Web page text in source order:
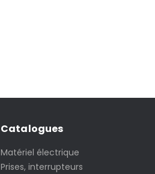
Catalogues
Matériel électrique
Prises, interrupteurs